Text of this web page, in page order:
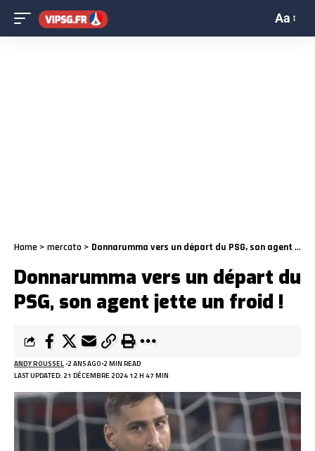
Aa
Home > mercato > Donnarumma vers un départ du PSG, son agent jette un froid !
Donnarumma vers un départ du
PSG, son agent jette un froid !
LAST UPDATED: 21 DÉCEMBRE 2024 12 H 47 MIN
ANDY ROUSSEL 2 ANS AGO 2 MIN READ